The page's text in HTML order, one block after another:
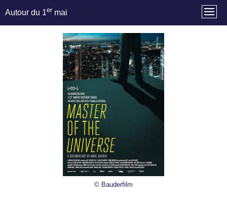
Autour du 1er mai
© Bauderfilm